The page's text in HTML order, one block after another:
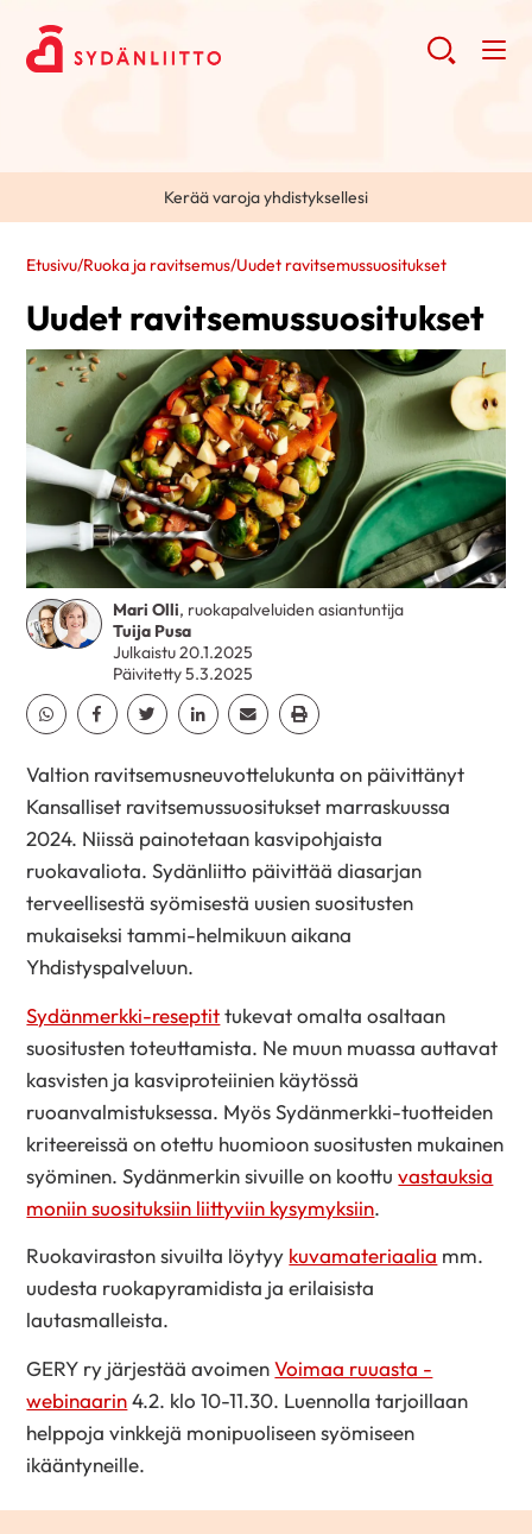
Kerää varoja yhdistyksellesi
Etusivu/Ruoka ja ravitsemus/Uudet ravitsemussuositukset
Uudet ravitsemussuositukset
Mari Olli, ruokapalveluiden asiantuntija
Tuija Pusa
Julkaistu 20.1.2025
Päivitetty 5.3.2025
Jaa Whatsapp
Jaa Facebook
Jaa TwitterJaa Linkedin
Jaa EmailJaa Print
Valtion ravitsemusneuvottelukunta on päivittänyt
Kansalliset ravitsemussuositukset marraskuussa
2024. Niissä painotetaan kasvipohjaista
ruokavaliota. Sydänliitto päivittää diasarjan
terveellisestä syömisestä uusien suositusten
mukaiseksi tammi-helmikuun aikana
Yhdistyspalveluun.
Sydänmerkki-reseptittukevat omalta osaltaan
suositusten toteuttamista. Ne muun muassa auttavat
kasvisten ja kasviproteiinien käytössä
ruoanvalmistuksessa. Myös Sydänmerkki-tuotteiden
kriteereissä on otettu huomioon suositusten mukainen
syöminen. Sydänmerkin sivuille on koottuvastauksia
moniin suosituksiin liittyviin kysymyksiin.
Ruokaviraston sivuilta löytyy kuvamateriaalia mm.
uudesta ruokapyramidista ja erilaisista
lautasmalleista.
GERY ry järjestää avoimenVoimaa ruuasta -
webinaarin4.2. klo 10-11.30. Luennolla tarjoillaan
helppoja vinkkejä monipuoliseen syömiseen
ikääntyneille.